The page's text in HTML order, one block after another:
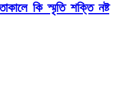
কি স্মৃতি শক্তি নষ্ট